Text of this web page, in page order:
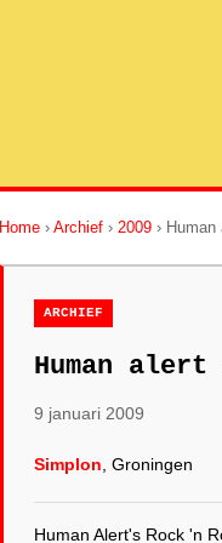
Home › Archief › 2009 ›
ARCHIEF
Human
9 januari 2009
Simplon , Groningen
Human Alert's Rock 'n